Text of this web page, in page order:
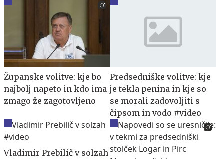
Županske volitve: kje bo
najbolj napeto in kdo ima
zmago že zagotovljeno
Predsedniške volitve: kje
je tekla penina in kje so
se morali zadovoljiti s
čipsom in vodo #video
Vladimir Prebilič v solzah